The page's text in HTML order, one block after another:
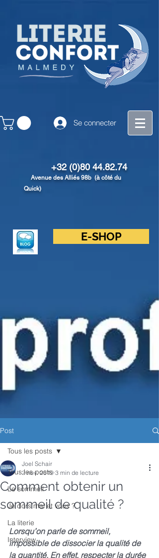
Se connecter
+32 (0)80 44.82.74
Avenue des Alliés 98b (à côté du
Quick)
E-SHOP
Post
Tous les posts
Le sommeil
Je dors mal et vous ?
La literie
Interview
Tous les posts
Comment obtenir un
sommeil de qualité ?
Joel Schair
2 nov. 2019 3 min de lecture
Lorsqu’on parle de sommeil,
impossible de dissocier la qualité de
la quantité. En effet, respecter la durée